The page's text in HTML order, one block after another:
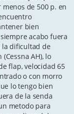
de 500 p. en
bien
acabo fuera
la dificultad de
AH), lo
flap, velocidad 65
o con morro
lo tengo bien
de la senda
metodo para